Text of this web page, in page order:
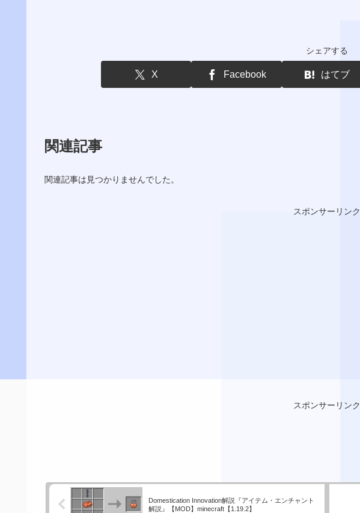
シェアする
X Facebook はてブ
関連記事
関連記事は見つかりませんでした。
スポンサーリンク
スポンサーリンク
Domestication Innovation解説『アイテム・エンチャント
解説』【MOD】minecraft【1.19.2】